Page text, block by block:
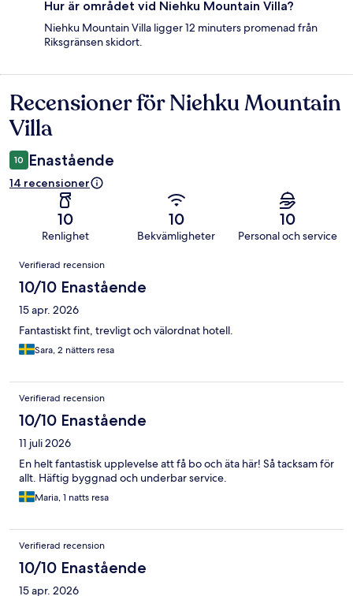
Hur är området vid Niehku Mountain Villa?
Niehku Mountain Villa ligger 12 minuters promenad från
Riksgränsen skidort.
Recensioner
Recensioner för Niehku Mountain
Villa
10 Enastående
14 recensioner
10
Renlighet
10
Bekvämligheter
10
Personal och service
Recensioner
Verifierad recension
10/10 Enastående
15 apr. 2026
Fantastiskt fint, trevligt och välordnat hotell.
Sara, 2 nätters resa
Verifierad recension
10/10 Enastående
11 juli 2026
En helt fantastisk upplevelse att få bo och äta här! Så tacksam för
allt. Häftig byggnad och underbar service.
Maria, 1 natts resa
Verifierad recension
10/10 Enastående
15 apr. 2026